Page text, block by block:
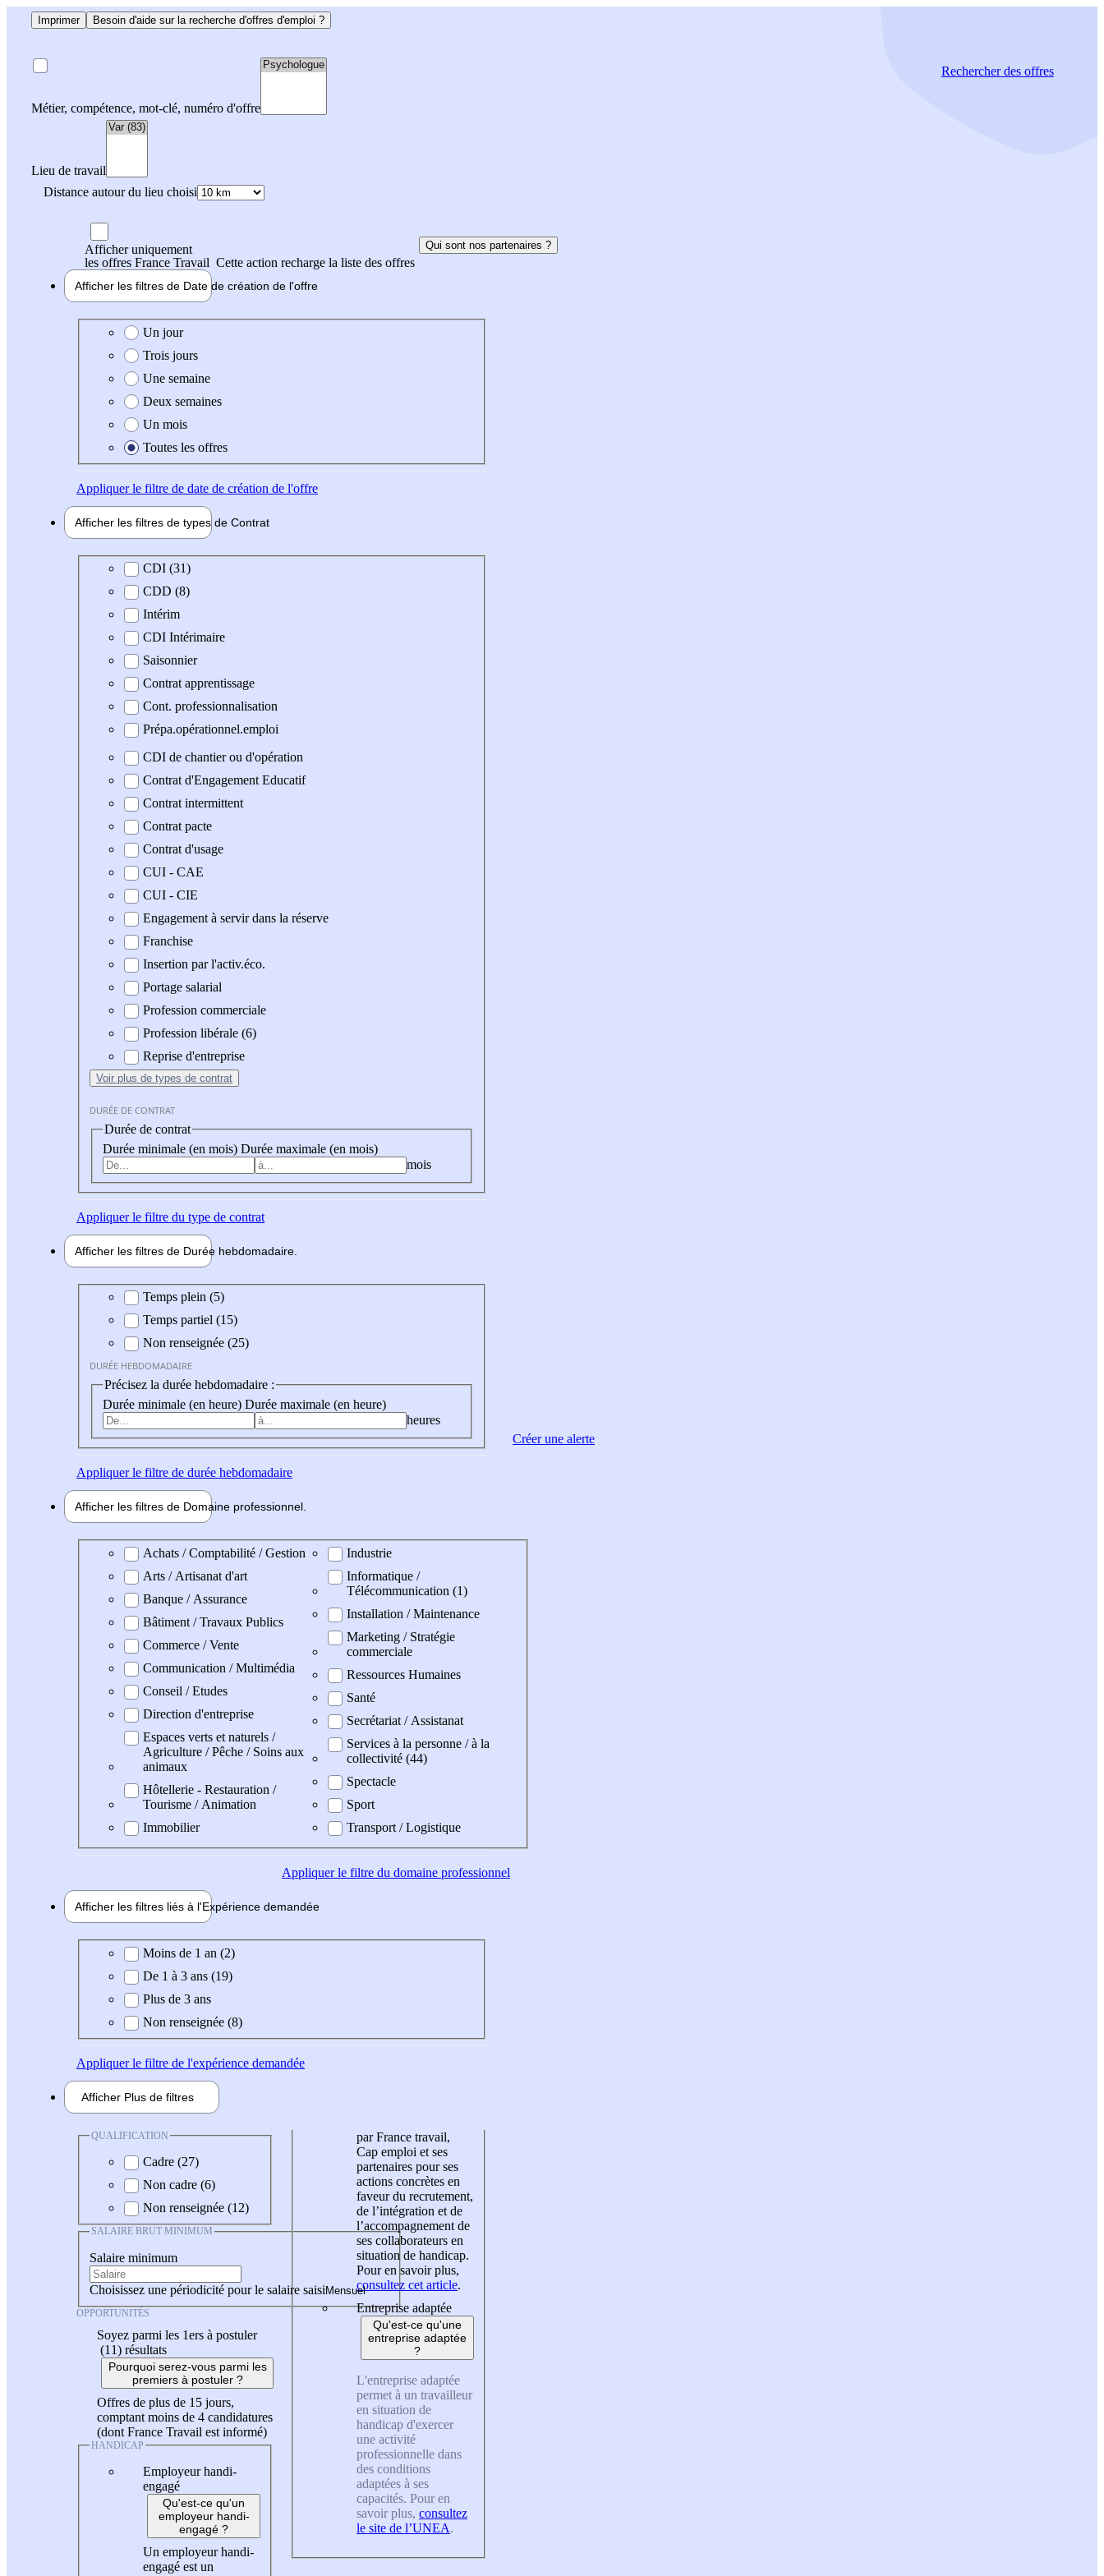
Imprimer Besoin d'aide sur la recherche d'offres d'emploi ?
Métier, compétence, mot-clé, numéro d'offre
Lieu de travail
Distance autour du lieu choisi
Rechercherdes offres
Afficher uniquement
les offres France Travail Cette action recharge la liste des offres
Qui sont nos partenaires ?
Afficher les filtres de Date de création de l'offre
Date de création de l'offre
Un jour
Trois jours
Une semaine
Deux semaines
Un mois
Toutes les offres
Appliquerle filtre de date de création de l'offre
Afficher les filtres de types de Contrat
Type de contratCDI (31)
CDD (8)
Intérim
CDI Intérimaire
Saisonnier
Contrat apprentissage
Cont. professionnalisation
Prépa.opérationnel.emploi
CDI de chantier ou d'opération
Contrat d'Engagement Educatif
Contrat intermittent
Contrat pacte
Contrat d'usage
CUI - CAE
CUI - CIE
Engagement à servir dans la réserve
Franchise
Insertion par l'activ.éco.
Portage salarial
Profession commerciale
Profession libérale (6)
Reprise d'entreprise
Voir plus de types de contrat
DURÉE DE CONTRAT
Durée de contrat
Durée minimale (en mois) Durée maximale (en mois)
mois
Appliquerle filtre du type de contrat
Afficher les filtres de Durée hebdomadaire
Durée hebdomadaire
Temps plein (5)
Temps partiel (15)
Non renseignée (25)
DURÉE HEBDOMADAIRE
Précisez la durée hebdomadaire :
Durée minimale (en heure) Durée maximale (en heure)
heures
Appliquerle filtre de durée hebdomadaire
Afficher les filtres de Domaine professionnel
Domaine professionel
Achats / Comptabilité / Gestion
Arts / Artisanat d'art
Banque / Assurance
Bâtiment / Travaux Publics
Commerce / Vente
Communication / Multimédia
Conseil / Etudes
Direction d'entreprise
Espaces verts et naturels /
Agriculture / Pêche / Soins aux
animaux
Hôtellerie - Restauration /
Tourisme / Animation
Immobilier
Industrie
Informatique /
Télécommunication (1)
Installation / Maintenance
Marketing / Stratégie
commerciale
Ressources Humaines
Santé
Secrétariat / Assistanat
Services à la personne / à la
collectivité (44)
Spectacle
Sport
Transport / Logistique
Appliquerle filtre du domaine professionnel
Afficher les filtres liés à l'Expérience demandée
Expérience demandée
Moins de 1 an (2)
De 1 à 3 ans (19)
Plus de 3 ans
Non renseignée (8)
Appliquerle filtre de l'expérience demandée
Afficher Plus de filtres
QUALIFICATION
Cadre (27)
Non cadre (6)
Non renseignée (12)
SALAIRE BRUT MINIMUM
Salaire minimum
Choisissez une périodicité pour le salaire saisi
OPPORTUNITÉS
Soyez parmi les 1ers à postuler
(11) résultats
Pourquoi serez-vous parmi les
premiers à postuler ?
Offres de plus de 15 jours,
comptant moins de 4 candidatures
(dont France Travail est informé)
HANDICAP
Employeur handi-
engagé
Qu'est-ce qu'un
employeur handi-
engagé ?
Un employeur handi-
engagé est un
par France travail,
Cap emploi et ses
partenaires pour ses
actions concrètes en
faveur du recrutement,
de l’intégration et de
l’accompagnement de
ses collaborateurs en
situation de handicap.
Pour en savoir plus,
consultez cet article.
Entreprise adaptée
Qu'est-ce qu'une
entreprise adaptée
?
L'entreprise adaptée
permet à un travailleur
en situation de
handicap d'exercer
une activité
professionnelle dans
des conditions
adaptées à ses
capacités. Pour en
savoir plus, consultez
le site de l’UNEA.
Créer une alerte